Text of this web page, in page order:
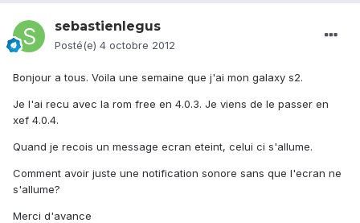
sebastienlegus
Posté(e) 4 octobre 2012
Bonjour a tous. Voila une semaine que j'ai mon galaxy s2.
Je l'ai recu avec la rom free en 4.0.3. Je viens de le passer en
xef 4.0.4.
Quand je recois un message ecran eteint, celui ci s'allume.
Comment avoir juste une notification sonore sans que l'ecran ne
s'allume?
Merci d'avance